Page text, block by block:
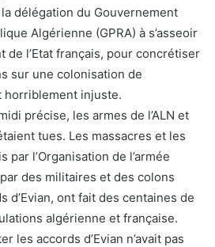
délégation du Gouvernement
Algérienne (GPRA) à s’asseoir
de l’Etat français, pour concrétiser
sur une colonisation de
horriblement injuste.
précise, les armes de l’ALN et
tues. Les massacres et les
par l’Organisation de l’armée
des militaires et des colons
d’Evian, ont fait des centaines de
algérienne et française.
les accords d’Evian n’avait pas